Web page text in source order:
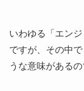
いわゆる「エン
ですが、その中
うな意味がある